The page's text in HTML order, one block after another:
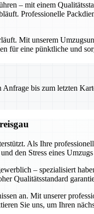
– mit einem
Professionelle
Mit unserem
für eine pünktliche und
bis zum letzten
Als Ihre
den Stress eines
– spezialisiert
Qualitätsstandard
an. Mit unserer
Sie uns, um Ihren